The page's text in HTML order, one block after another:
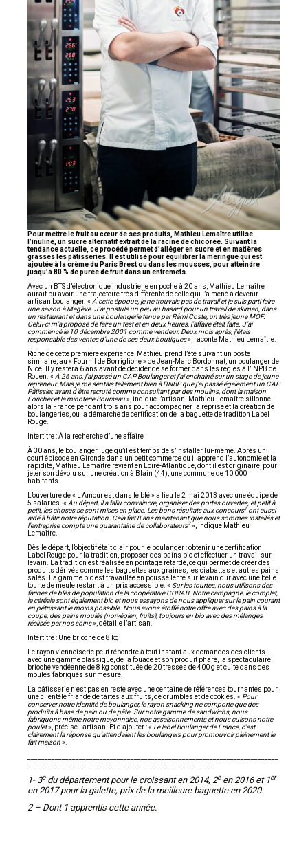
Pour mettre le fruit au cœur de ses produits, Mathieu Lemaître utilise
l’inuline, un sucre alternatif extrait de la racine de chicorée. Suivant la
tendance actuelle, ce procédé permet d’alléger en sucre et en matières
grasses les pâtisseries. Il est utilisé pour équilibrer la meringue qui est
ajoutée à la crème du Paris Brest ou dans les mousses, pour atteindre
jusqu’à 80 % de purée de fruit dans un entremets.
Avec un BTS d’électronique industrielle en poche à 20 ans, Mathieu Lemaître
aurait pu avoir une trajectoire très différente de celle qui l’a mené à devenir
artisan boulanger. « À cette époque, je ne trouvais pas de travail et je suis parti faire
une saison à Megève. J’ai postulé un peu au hasard pour un travail de skiman, dans
un restaurant et dans une boulangerie tenue par Rémi Coste, un très jeune MOF.
Celui-ci m’a proposé de faire un test et en deux heures, l’affaire était faite. J’ai
commencé le 10 décembre 2001 comme vendeur. Deux mois après, j’étais
responsable des ventes d’une de ses deux boutiques», raconte Mathieu Lemaître.
Riche de cette première expérience, Mathieu prend l’été suivant un poste
similaire, au « Fournil de Borriglione » de Jean-Marc Bordonnat, un boulanger de
Nice. Il y restera 6 ans avant de décider de se former dans les règles à l’INPB de
Rouen. « À 26 ans, j’ai passé un CAP Boulanger et j’ai enchainé sur un stage de jeune
repreneur. Mais je me sentais tellement bien à l’INBP que j’ai passé également un CAP
Pâtissier, avant d’être recruté comme consultant par des moulins, dont la maison
Foricher et la minoterie Bourseau», indique l’artisan. Mathieu Lemaître sillonne
alors la France pendant trois ans pour accompagner la reprise et la création de
boulangeries, ou la démarche de certification de la baguette de tradition Label
Rouge.
Intertitre : À la recherche d’une affaire
À 30 ans, le boulanger juge qu’il est temps de s’installer lui-même. Après un
court épisode en Gironde dans un petit commerce où il apprend l’autonomie et la
rapidité, Mathieu Lemaître revient en Loire-Atlantique, dont il est originaire, pour
jeter son dévolu sur une création à Blain (44), une commune de 10 000
habitants.
L’ouverture de « L’Amour est dans le blé » a lieu le 2 mai 2013 avec une équipe de
5 salariés. « Au départ, il a fallu convaincre, organiser des portes ouvertes, et petit à
petit, les choses se sont mises en place. Les bons résultats aux concours1 ont aussi
aidé à bâtir notre réputation. Cela fait 8 ans maintenant que nous sommes installés et
l’entreprise compte une quarantaine de collaborateurs2», indique Mathieu
Lemaître.
Dès le départ, l’objectif était clair pour le boulanger : obtenir une certification
Label Rouge pour la tradition, proposer des pains bio et effectuer un travail sur
levain. La tradition est réalisée en pointage retardé, ce qui permet de créer des
produits dérivés comme les baguettes aux graines, les ciabattas et autres pains
salés. La gamme bio est travaillée en pousse lente sur levain dur avec une belle
tourte de meule restant à un prix accessible. « Sur les tourtes, nous utilisons des
farines de blés de population de la coopérative CORAB. Notre campagne, le complet,
le céréale sont également bio et nous essayons de nous appliquer sur le pain courant
en pétrissant le moins possible. Nous avons étoffé notre offre avec des pains à la
coupe, des pains moulés (norvégien, fruits), toujours en bio avec des mélanges
réalisés par nos soins», détaille l’artisan.
Intertitre : Une brioche de 8 kg
Le rayon viennoiserie peut répondre à tout instant aux demandes des clients
avec une gamme classique, de la fouace et son produit phare, la spectaculaire
brioche vendéenne de 8 kg constituée de 20 tresses de 400 g et cuite dans des
moules fabriqués sur mesure.
La pâtisserie n’est pas en reste avec une centaine de références tournantes pour
une clientèle friande de tartes aux fruits, de crumbles et de cookies. « Pour
conserver notre identité de boulanger, le rayon snacking ne comporte que des
produits à base de pain ou de pâte. Sur notre gamme de sandwichs, nous
fabriquons même notre mayonnaise, nos assaisonnements et nous cuisons notre
poulet», précise l’artisan. Et d’ajouter : « Le label Boulanger de France, c’est
clairement la réponse qu’attendaient les boulangers pour promouvoir pleinement le
fait maison».
1- 3edu département pour le croissant en 2014, 2een 2016 et 1er
en 2017 pour la galette, prix de la meilleure baguette en 2020.
2 – Dont 1 apprentis cette année.